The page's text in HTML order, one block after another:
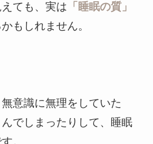
ても、実は 「睡眠の質」
もしれません。
意識に無理をしていた
でしまったりして、睡眠